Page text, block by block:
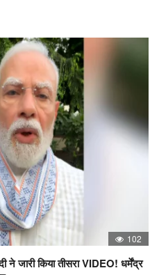
102
जारी किया तीसरा VIDEO! धर्मेंद्र